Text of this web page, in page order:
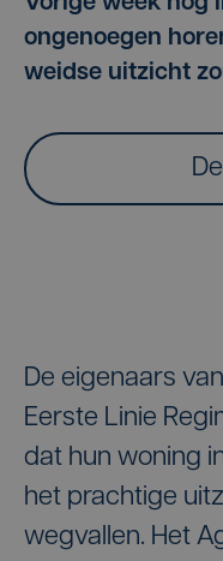
ongenoegen
weidse uitzicht
De eigenaars
Eerste Linie
dat hun woning
het prachtige
wegvallen. Het